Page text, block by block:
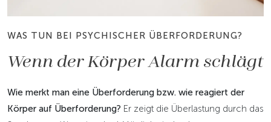
WAS TUN BEI PSYCHISCHER ÜBERFORDERUNG?
Wenn der Körper Alarm schlägt
Wie merkt man eine Überforderung bzw. wie reagiert der
Körper auf Überforderung? Er zeigt die Überlastung durch das